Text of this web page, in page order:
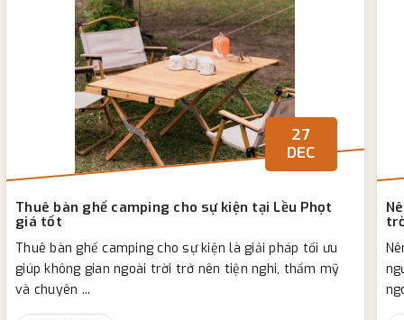
27
DEC
Thuê bàn ghế camping cho sự kiện tại Lều Phọt
giá tốt
Thuê bàn ghế camping cho sự kiện là giải pháp tối ưu
giúp không gian ngoài trời trở nên tiện nghi, thẩm mỹ
và chuyên ...